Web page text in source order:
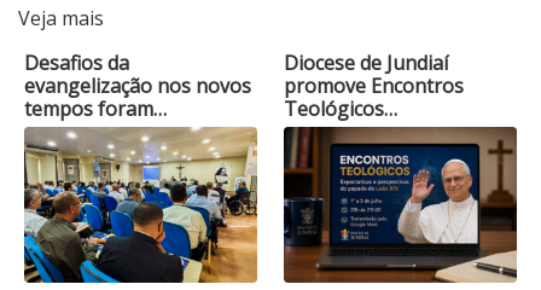
Veja mais
Desafios da
evangelização nos novos
tempos foram…
Diocese de Jundiaí
promove Encontros
Teológicos…